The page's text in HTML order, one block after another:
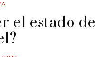
el estado de